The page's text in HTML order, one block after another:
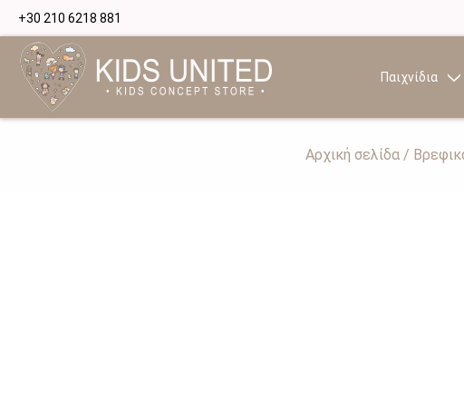
+30 210 6218 881
Παιχνίδια
Αρχική σελίδα /